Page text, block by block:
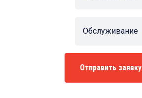
Обслуживание
Отправить заявку